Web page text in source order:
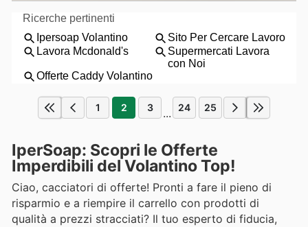
1 2 3 ... 24 25
IperSoap: Scopri le Offerte
Imperdibili del Volantino Top!
Ciao, cacciatori di offerte! Pronti a fare il pieno di
risparmio e a riempire il carrello con prodotti di
qualità a prezzi stracciati? Il tuo esperto di fiducia,